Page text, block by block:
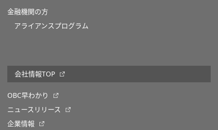
金融機関の方
アライアンスプログラム
会社情報TOP
OBC早わかり
ニュースリリース
企業情報